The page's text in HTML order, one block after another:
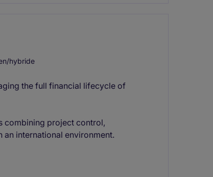
hybride
the full financial lifecycle of
combining project control,
an international environment.